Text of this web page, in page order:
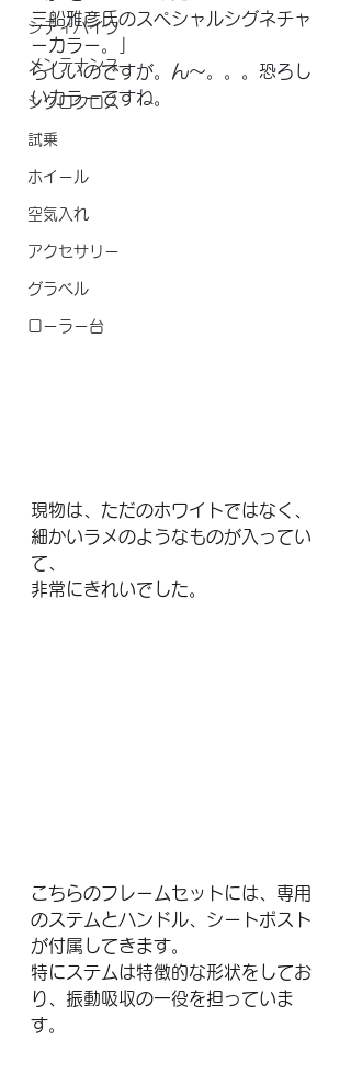
シティバイク
メンテナンス
シクロクロス
試乗
ホイール
空気入れ
アクセサリー
グラベル
ローラー台
三船雅彦氏のスペシャルシグネチャ
ーカラー。」
らしいのですが。ん～。。。恐ろし
いカラーですね。
現物は、ただのホワイトではなく、
細かいラメのようなものが入ってい
て、
非常にきれいでした。
こちらのフレームセットには、専用
のステムとハンドル、シートポスト
が付属してきます。
特にステムは特徴的な形状をしてお
り、振動吸収の一役を担っていま
す。